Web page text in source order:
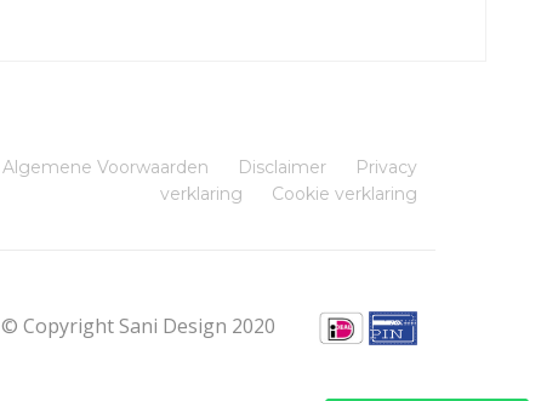
Algemene Voorwaarden Disclaimer
Privacy
verklaring
Cookie verklaring
© Copyright Sani Design 2020